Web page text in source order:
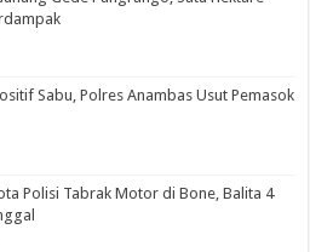
Sabu, Polres Anambas Usut Pemasok
Polisi Tabrak Motor di Bone, Balita 4